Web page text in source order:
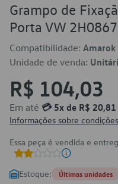
Grampo de
Porta VW
Compatibilidade: Amarok
Unidade de venda:
R$ 104,03
Em até 💳 5x de R$ 20,81
Informações sobre
Essa peça é vendida e
Estoque: Últimas unidades